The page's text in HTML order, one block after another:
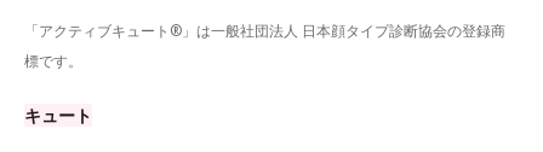
「アクティブキュート®」は一般社団法人 日本顔タイプ診断協会の登録商
標です。
キュート